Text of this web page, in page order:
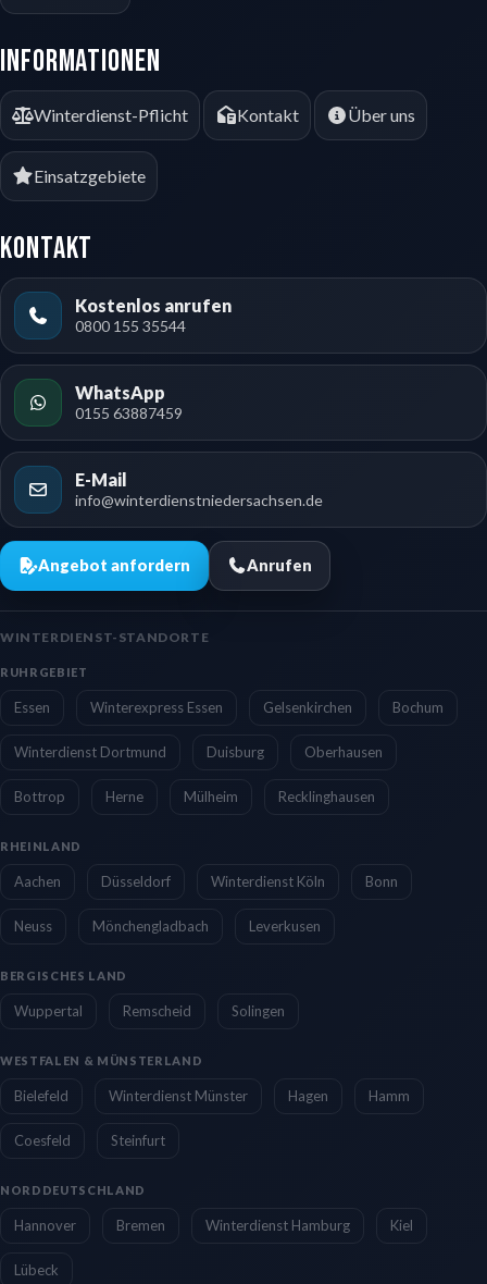
Informationen
Winterdienst-Pflicht Kontakt Über uns
Einsatzgebiete
Kontakt
Kostenlos anrufen
0800 155 35544
WhatsApp
0155 63887459
E-Mail
info@winterdienstniedersachsen.de
Angebot anfordern Anrufen
WINTERDIENST-STANDORTE
RUHRGEBIET
Essen Winterexpress Essen Gelsenkirchen Bochum
Winterdienst Dortmund Duisburg Oberhausen
Bottrop Herne Mülheim Recklinghausen
RHEINLAND
Aachen Düsseldorf Winterdienst Köln Bonn
Neuss Mönchengladbach Leverkusen
BERGISCHES LAND
Wuppertal Remscheid Solingen
WESTFALEN & MÜNSTERLAND
Bielefeld Winterdienst Münster Hagen Hamm
Coesfeld Steinfurt
NORDDEUTSCHLAND
Hannover Bremen Winterdienst Hamburg Kiel
Lübeck